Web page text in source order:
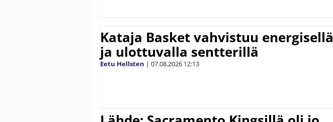
Kataja Basket vahvistuu energisellä
ja ulottuvalla sentterillä
Eetu Hellsten | 07.08.2026 12:13